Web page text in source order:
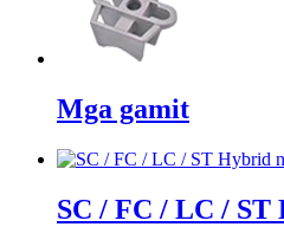
Mga gamit
SC / FC / LC /